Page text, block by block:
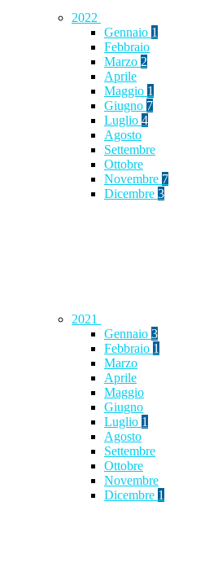
2022
Gennaio 1
Febbraio
Marzo 2
Aprile
Maggio 1
Giugno 7
Luglio 4
Agosto
Settembre
Ottobre
Novembre 7
Dicembre 3
2021
Gennaio 3
Febbraio 1
Marzo
Aprile
Maggio
Giugno
Luglio 1
Agosto
Settembre
Ottobre
Novembre
Dicembre 1